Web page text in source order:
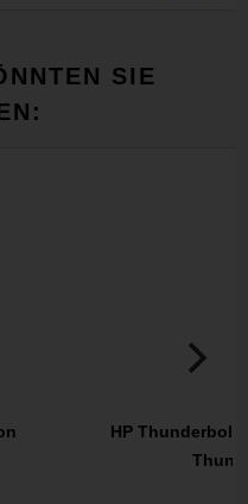
SIE
HP Thunderbolt